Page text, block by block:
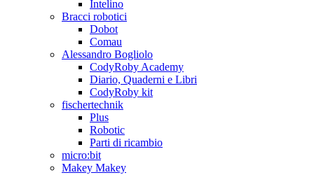
Intelino
Bracci robotici
Dobot
Comau
Alessandro Bogliolo
CodyRoby Academy
Diario, Quaderni e Libri
CodyRoby kit
fischertechnik
Plus
Robotic
Parti di ricambio
micro:bit
Makey Makey